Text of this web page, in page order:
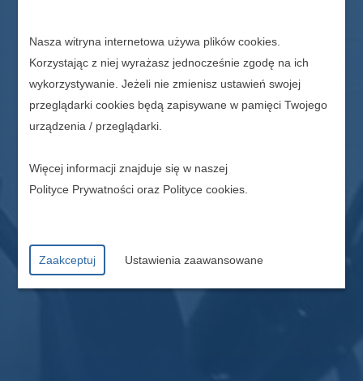
Nasza witryna internetowa używa plików cookies.
Korzystając z niej wyrażasz jednocześnie zgodę na ich
wykorzystywanie. Jeżeli nie zmienisz ustawień swojej
przeglądarki cookies będą zapisywane w pamięci Twojego
urządzenia / przeglądarki.
Więcej informacji znajduje się w naszej
Polityce Prywatnościoraz Polityce cookies.
Zaakceptuj Ustawienia zaawansowane